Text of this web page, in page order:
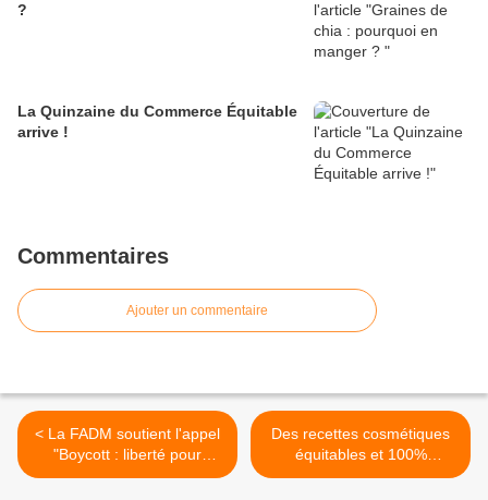
?
La Quinzaine du Commerce Équitable
arrive !
Commentaires
Ajouter un commentaire
< La FADM soutient l'appel
"Boycott : liberté pour
l'action citoyenne"
Des recettes cosmétiques
équitables et 100%
naturelles >